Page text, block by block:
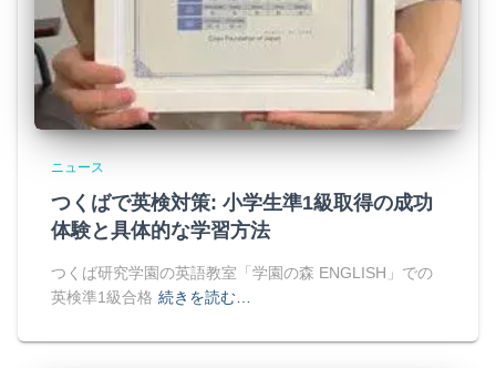
ニュース
つくばで英検対策: 小学生準1級取得の成功
体験と具体的な学習方法
つくば研究学園の英語教室「学園の森 ENGLISH」での
英検準1級合格 続きを読む…